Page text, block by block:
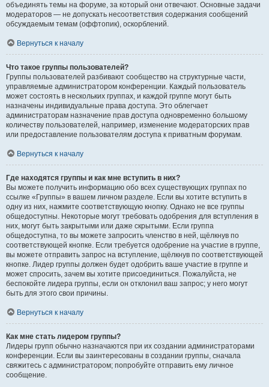
объединять темы на форуме, за который они отвечают. Основные задачи
модераторов — не допускать несоответствия содержания сообщений
обсуждаемым темам (оффтопик), оскорблений.
Вернуться к началу
Что такое группы пользователей?
Группы пользователей разбивают сообщество на структурные части,
управляемые администратором конференции. Каждый пользователь
может состоять в нескольких группах, и каждой группе могут быть
назначены индивидуальные права доступа. Это облегчает
администраторам назначение прав доступа одновременно большому
количеству пользователей, например, изменение модераторских прав
или предоставление пользователям доступа к приватным форумам.
Вернуться к началу
Где находятся группы и как мне вступить в них?
Вы можете получить информацию обо всех существующих группах по
ссылке «Группы» в вашем личном разделе. Если вы хотите вступить в
одну из них, нажмите соответствующую кнопку. Однако не все группы
общедоступны. Некоторые могут требовать одобрения для вступления в
них, могут быть закрытыми или даже скрытыми. Если группа
общедоступна, то вы можете запросить членство в ней, щёлкнув по
соответствующей кнопке. Если требуется одобрение на участие в группе,
вы можете отправить запрос на вступление, щёлкнув по соответствующей
кнопке. Лидер группы должен будет одобрить ваше участие в группе и
может спросить, зачем вы хотите присоединиться. Пожалуйста, не
беспокойте лидера группы, если он отклонил ваш запрос; у него могут
быть для этого свои причины.
Вернуться к началу
Как мне стать лидером группы?
Лидеры групп обычно назначаются при их создании администраторами
конференции. Если вы заинтересованы в создании группы, сначала
свяжитесь с администратором; попробуйте отправить ему личное
сообщение.